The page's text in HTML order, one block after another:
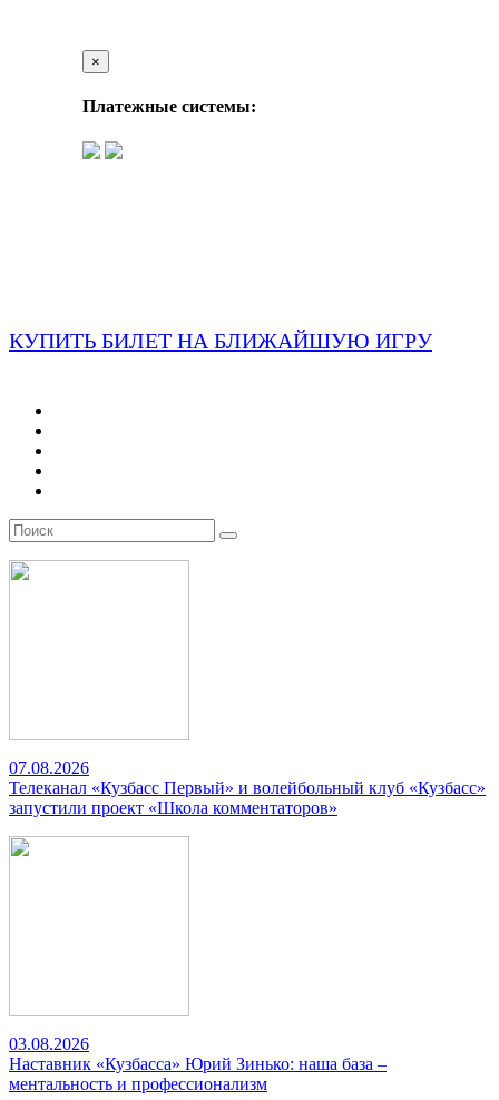
×
Платежные системы:
КУПИТЬ БИЛЕТ НА БЛИЖАЙШУЮ ИГРУ
07.08.2026
Телеканал «Кузбасс Первый» и волейбольный клуб «Кузбасс»
запустили проект «Школа комментаторов»
03.08.2026
Наставник «Кузбасса» Юрий Зинько: наша база –
ментальность и профессионализм